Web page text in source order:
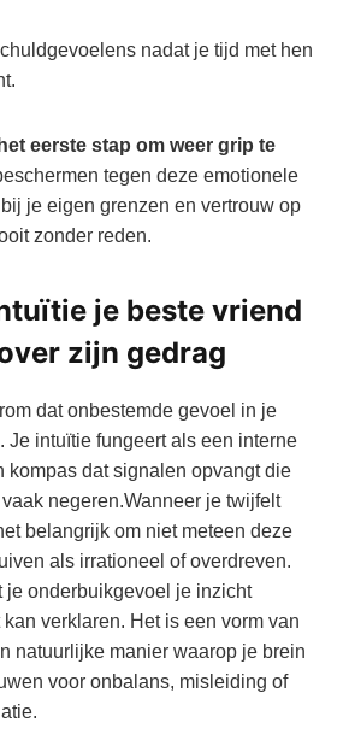
nadat je tijd met hen
eerste stap om weer grip te
tegen deze emotionele
je eigen grenzen en vertrouw op
zonder reden.
je beste vriend
zijn gedrag
dat onbestemde gevoel in je
Je intuïtie fungeert als een interne
kompas dat signalen opvangt die
negeren.Wanneer je twijfelt
belangrijk om niet meteen deze
als irrationeel of overdreven.
je onderbuikgevoel je inzicht
verklaren. Het is een vorm van
natuurlijke manier waarop je brein
voor onbalans, misleiding of